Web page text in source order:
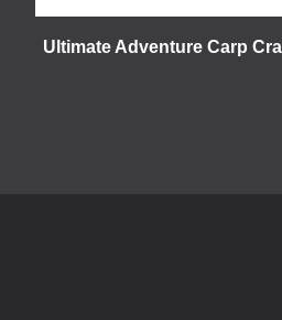
Ultimate Adventure Carp